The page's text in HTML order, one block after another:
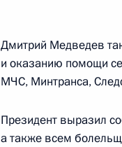
Исполнен пункт 4
28 сентября 2011 года,
Дмитрий Медведев
и оказанию помощи
МЧС, Минтранса,
Президент выразил
а также всем